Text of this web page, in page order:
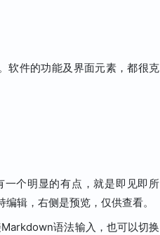
软件的功能及界面元素，都很克
个明显的有点，就是即见即所
辑，右侧是预览，仅供查看。
语法输入，也可以切换